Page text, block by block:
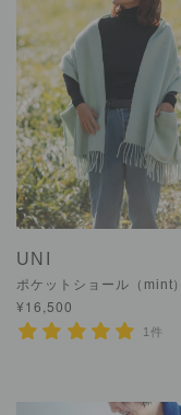
UNI
ポケットショール（mint）
¥16,500
1件